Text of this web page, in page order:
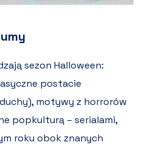
sezon Halloween:
postacie
motywy z horrorów
popkulturą – serialami,
roku obok znanych